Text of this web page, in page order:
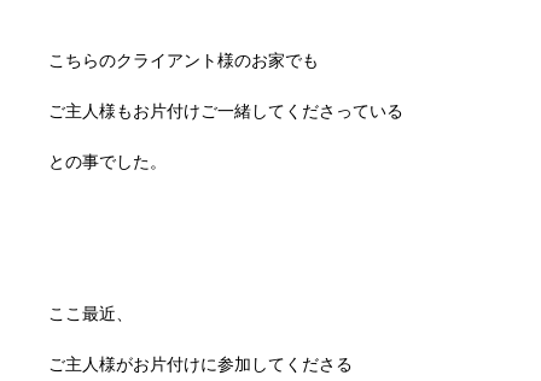
こちらのクライアント様のお家でも
ご主人様もお片付けご一緒してくださっている
との事でした。
ここ最近、
ご主人様がお片付けに参加してくださる